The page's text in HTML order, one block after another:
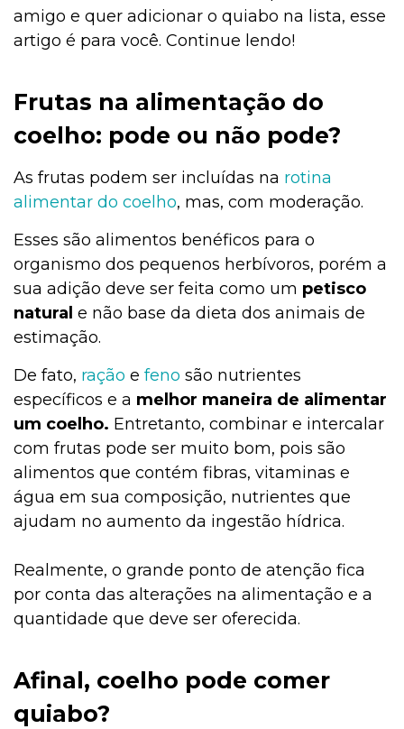
amigo e quer adicionar o quiabo na lista, esse
artigo é para você. Continue lendo!
Frutas na alimentação do
coelho: pode ou não pode?
As frutas podem ser incluídas na rotina
alimentar do coelho, mas, com moderação.
Esses são alimentos benéficos para o
organismo dos pequenos herbívoros, porém a
sua adição deve ser feita como um petisco
natural e não base da dieta dos animais de
estimação.
De fato, ração e feno são nutrientes
específicos e a melhor maneira de alimentar
um coelho. Entretanto, combinar e intercalar
com frutas pode ser muito bom, pois são
alimentos que contém fibras, vitaminas e
água em sua composição, nutrientes que
ajudam no aumento da ingestão hídrica.
Realmente, o grande ponto de atenção fica
por conta das alterações na alimentação e a
quantidade que deve ser oferecida.
Afinal, coelho pode comer
quiabo?